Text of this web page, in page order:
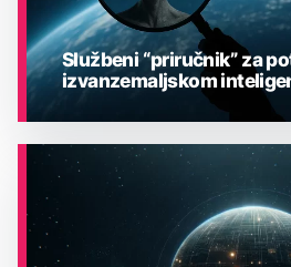
ASTRONOMIJA
Službeni “priručnik” za
izvanzemaljskom